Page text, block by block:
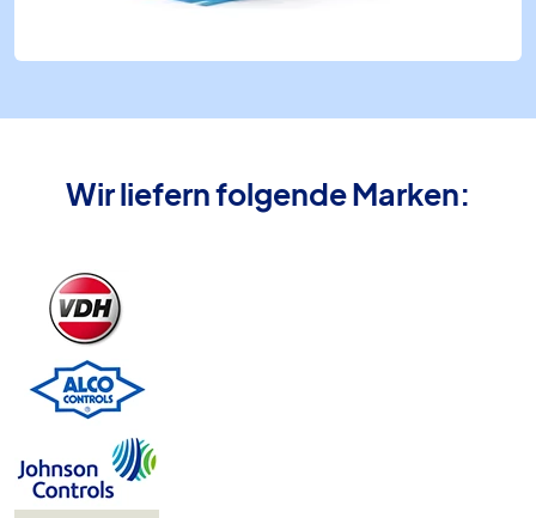
Wir liefern folgende Marken: